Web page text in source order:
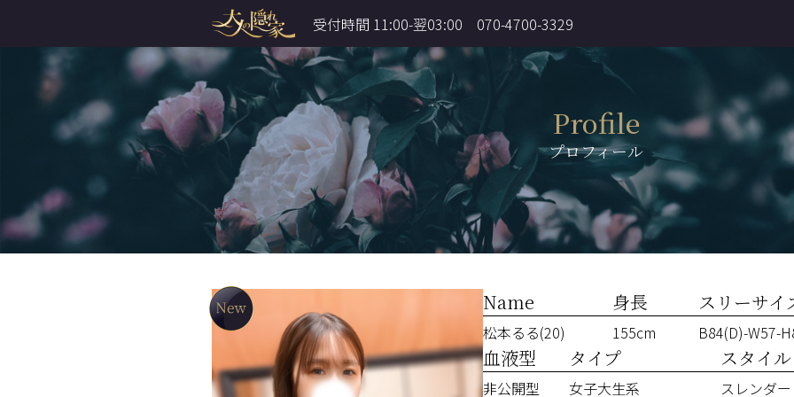
受付時間 11:00-翌03:00 070-4700-3329
Profile
プロフィール
Name
松本るる(20)
身長
155cm
スリーサイ
B84(D)-W57-
血液型
非公開型
タイプ
女子大生系
スタイル
スレンダー